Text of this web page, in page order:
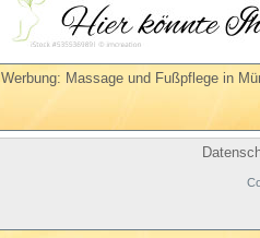
Werbung: Massage und Fußpflege in